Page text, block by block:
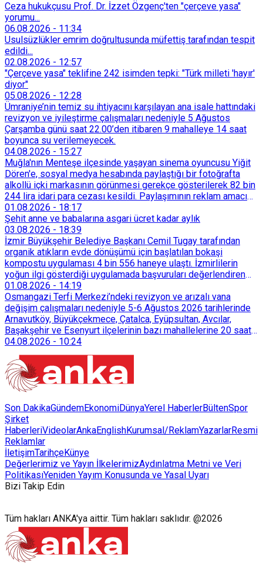
Ceza hukukçusu Prof. Dr. İzzet Özgenç'ten "çerçeve yasa"
yorumu...
06.08.2026 - 11:34
Usulsüzlükler emrim doğrultusunda müfettiş tarafından tespit
edildi...
02.08.2026 - 12:57
"Çerçeve yasa" teklifine 242 isimden tepki: "Türk milleti 'hayır'
diyor"
05.08.2026 - 12:28
Ümraniye’nin temiz su ihtiyacını karşılayan ana isale hattındaki
revizyon ve iyileştirme çalışmaları nedeniyle 5 Ağustos
Çarşamba günü saat 22.00’den itibaren 9 mahalleye 14 saat
boyunca su verilemeyecek.
04.08.2026 - 15:27
Muğla'nın Menteşe ilçesinde yaşayan sinema oyuncusu Yiğit
Dören'e, sosyal medya hesabında paylaştığı bir fotoğrafta
alkollü içki markasının görünmesi gerekçe gösterilerek 82 bin
244 lira idari para cezası kesildi. Paylaşımının reklam amacı
taşımadığını savunan Dören, cezanın iptali için yargıya
başvurdu.
01.08.2026 - 18:17
Şehit anne ve babalarına asgari ücret kadar aylık
03.08.2026 - 18:39
İzmir Büyükşehir Belediye Başkanı Cemil Tugay tarafından
organik atıkların evde dönüşümü için başlatılan bokaşi
kompostu uygulaması 4 bin 556 haneye ulaştı. İzmirlilerin
yoğun ilgi gösterdiği uygulamada başvuruları değerlendiren
Tarımsal Hizmetler Dairesi Başkanlığı, farklı ilçelerde toplam
128 bokaşi kompost eğitimi düzenleyerek İzmirlileri
sürdürülebilir atık yönetimi sistemine dahil etti.
01.08.2026 - 14:19
Osmangazi Terfi Merkezi’ndeki revizyon ve arızalı vana
değişim çalışmaları nedeniyle 5-6 Ağustos 2026 tarihlerinde
Arnavutköy, Büyükçekmece, Çatalca, Eyüpsultan, Avcılar,
Başakşehir ve Esenyurt ilçelerinin bazı mahallelerine 20 saat
süreyle su verilemeyecek.
04.08.2026 - 10:24
Son DakikaGündemEkonomiDünyaYerel HaberlerBültenSpor
Şirket
HaberleriVideolarAnkaEnglishKurumsal/ReklamYazarlarResmi
Reklamlar
İletişimTarihçeKünye
Değerlerimiz ve Yayın İlkelerimizAydınlatma Metni ve Veri
PolitikasıYeniden Yayım Konusunda ve Yasal Uyarı
Bizi Takip Edin
Tüm hakları ANKA'ya aittir. Tüm hakları saklıdır. @2026